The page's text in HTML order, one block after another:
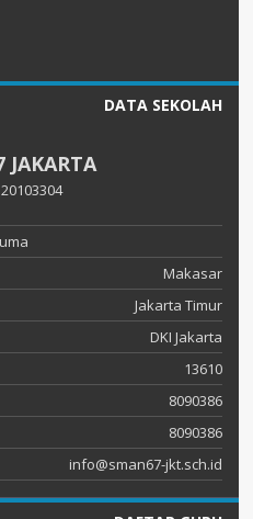
DATA SEKOLAH
JAKARTA
Makasar
Jakarta Timur
DKI Jakarta
13610
8090386
8090386
info@sman67-jkt.sch.id